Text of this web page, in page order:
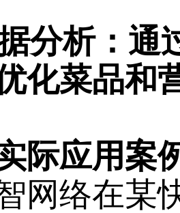
分析：通
化菜品和
际应用案
网络在某